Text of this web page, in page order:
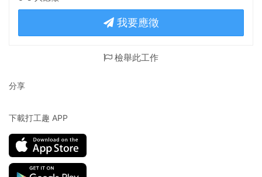
我要應徵
檢舉此工作
分享
下載打工趣 APP